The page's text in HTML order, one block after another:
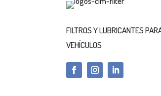
FILTROS Y LUBRICANTES
VEHÍCULOS